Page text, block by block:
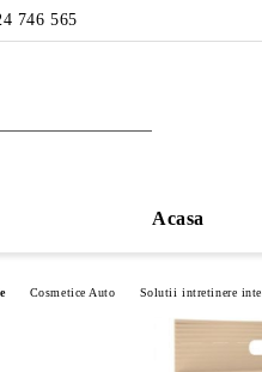
746 565
Acasa
Cosmetice Auto Solutii intretinere